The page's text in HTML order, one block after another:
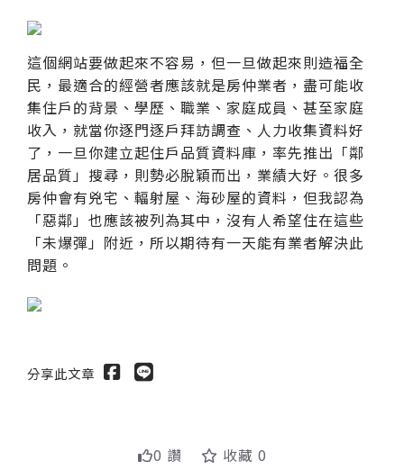
這個網站要做起來不容易，但一旦做起來則造福全
民，最適合的經營者應該就是房仲業者，盡可能收
集住戶的背景、學歷、職業、家庭成員、甚至家庭
收入，就當你逐門逐戶拜訪調查、人力收集資料好
了，一旦你建立起住戶品質資料庫，率先推出「鄰
居品質」搜尋，則勢必脫穎而出，業績大好。很多
房仲會有兇宅、輻射屋、海砂屋的資料，但我認為
「惡鄰」也應該被列為其中，沒有人希望住在這些
「未爆彈」附近，所以期待有一天能有業者解決此
問題。
分享此文章
0 讚 收藏 0